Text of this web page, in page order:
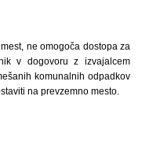
ne omogoča dostopa za
v dogovoru z izvajalcem
komunalnih odpadkov
na prevzemno mesto.